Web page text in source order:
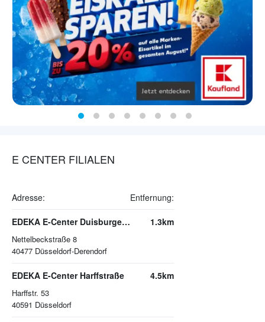
E CENTER FILIALEN
Adresse: Entfernung:
EDEKA E-Center Duisburger Straße
Nettelbeckstraße 8
40477 Düsseldorf-Derendorf
1.3km
EDEKA E-Center Harffstraße
Harffstr. 53
40591 Düsseldorf
4.5km